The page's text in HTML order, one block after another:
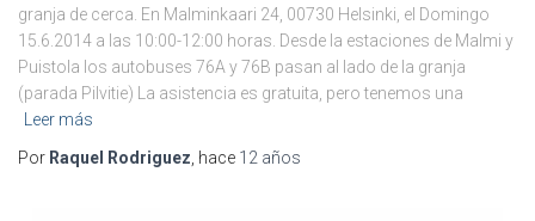
granja de cerca. En Malminkaari 24, 00730 Helsinki, el Domingo
15.6.2014 a las 10:00-12:00 horas. Desde la estaciones de Malmi y
Puistola los autobuses 76A y 76B pasan al lado de la granja
(parada Pilvitie) La asistencia es gratuita, pero tenemos una
Leer más
Por Raquel Rodriguez , hace 12 años